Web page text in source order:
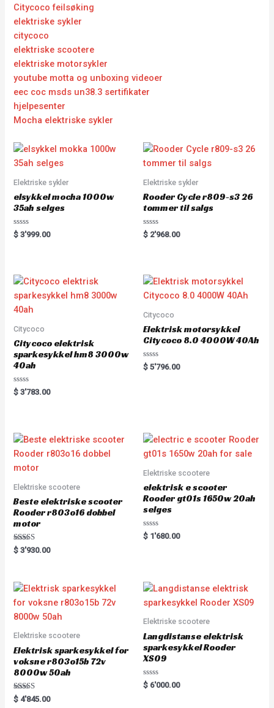
Citycoco feilsøking
elektriske sykler
citycoco
elektriske scootere
elektriske motorsykler
youtube motta og unboxing videoer
eec coc msds un38.3 sertifikater
hjelpesenter
Mocha elektriske sykler
Elektriske sykler
elsykkel mocha 1000w
35ah selges
R
a
o
u
o
f
5
$ 3'999.00
Elektriske sykler
Rooder Cycle r809-s3 26
tommer til salgs
R
a
o
u
t
o
5
$ 2'968.00
Citycoco
Citycoco elektrisk
sparkesykkel hm8 3000w
40ah
R
a
o
u
t
o
f
5
$ 3'783.00
Citycoco
Elektrisk motorsykkel
Citycoco 8.0 4000W 40Ah
R
a
o
f
$ 5'796.00
Elektriske scootere
Beste elektriske scooter
Rooder r803o16 dobbel
motor
Rated
5.00
$ 3'930.00
Elektriske scootere
elektrisk e scooter
Rooder gt01s 1650w 20ah
selges
R
a
u
t
o
f
$ 1'680.00
Elektriske scootere
Elektrisk sparkesykkel for
voksne r803o15b 72v
8000w 50ah
Rated
5.00
$ 4'845.00
Elektriske scootere
Langdistanse elektrisk
sparkesykkel Rooder
XS09
R
a
$ 6'000.00